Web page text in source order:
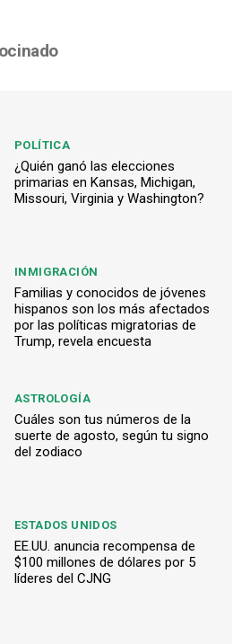
POLÍTICA
¿Quién ganó las elecciones
primarias en Kansas, Michigan,
Missouri, Virginia y Washington?
INMIGRACIÓN
Familias y conocidos de jóvenes
hispanos son los más afectados
por las políticas migratorias de
Trump, revela encuesta
ASTROLOGÍA
Cuáles son tus números de la
suerte de agosto, según tu signo
del zodiaco
ESTADOS UNIDOS
EE.UU. anuncia recompensa de
$100 millones de dólares por 5
líderes del CJNG